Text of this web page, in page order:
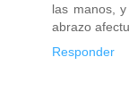
las manos,
abrazo
Responder